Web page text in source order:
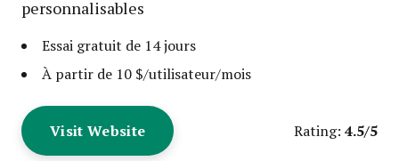
personnalisables
Essai gratuit de 14 jours
À partir de 10 $/utilisateur/mois
Visit Website Rating: 4.5/5